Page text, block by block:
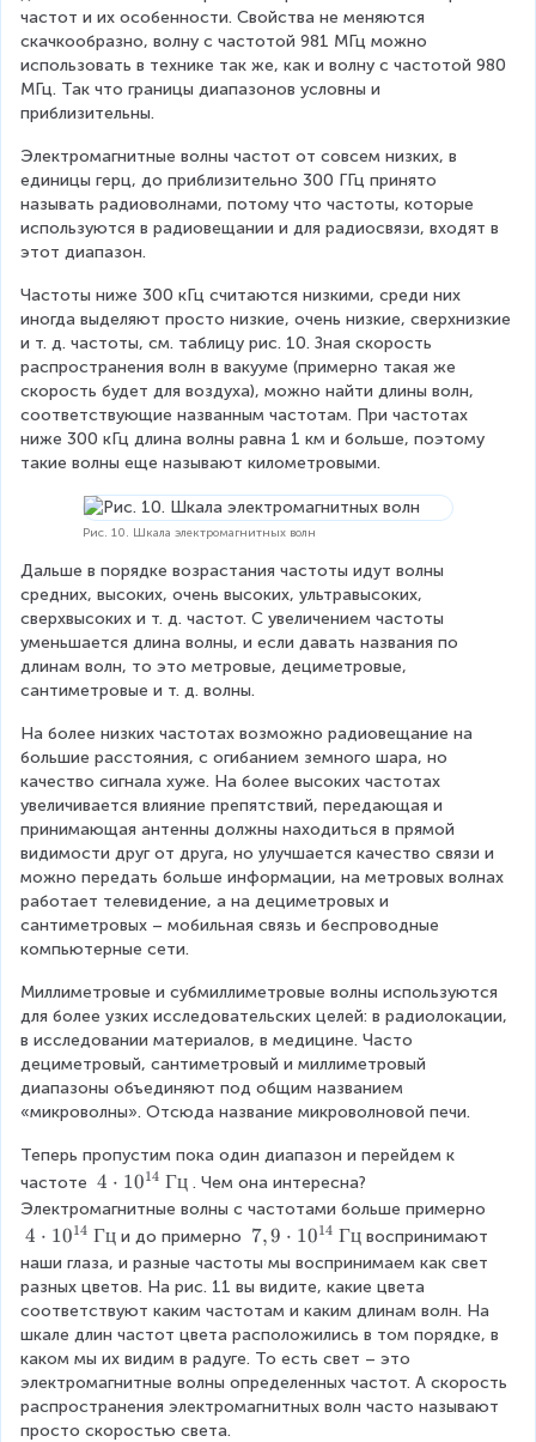
=
6
\
c
d
o
t
1
^
6
\,
\
te
x
м
}
частот и их особенности. Свойства не меняются
скачкообразно, волну с частотой 981 МГц можно
использовать в технике так же, как и волну с частотой 980
МГц. Так что границы диапазонов условны и
приблизительны.
Электромагнитные волны частот от совсем низких, в
единицы герц, до приблизительно 300 ГГц принято
называть радиоволнами, потому что частоты, которые
используются в радиовещании и для радиосвязи, входят в
этот диапазон.
Частоты ниже 300 кГц считаются низкими, среди них
иногда выделяют просто низкие, очень низкие, сверхнизкие
и т. д. частоты, см. таблицу рис. 10. Зная скорость
распространения волн в вакууме (примерно такая же
скорость будет для воздуха), можно найти длины волн,
соответствующие названным частотам. При частотах
ниже 300 кГц длина волны равна 1 км и больше, поэтому
такие волны еще называют километровыми.
Рис. 10. Шкала электромагнитных волн
Дальше в порядке возрастания частоты идут волны
средних, высоких, очень высоких, ультравысоких,
сверхвысоких и т. д. частот. С увеличением частоты
уменьшается длина волны, и если давать названия по
длинам волн, то это метровые, дециметровые,
сантиметровые и т. д. волны.
На более низких частотах возможно радиовещание на
большие расстояния, с огибанием земного шара, но
качество сигнала хуже. На более высоких частотах
увеличивается влияние препятствий, передающая и
принимающая антенны должны находиться в прямой
видимости друг от друга, но улучшается качество связи и
можно передать больше информации, на метровых волнах
работает телевидение, а на дециметровых и
сантиметровых – мобильная связь и беспроводные
компьютерные сети.
Миллиметровые и субмиллиметровые волны используются
для более узких исследовательских целей: в радиолокации,
в исследовании материалов, в медицине. Часто
дециметровый, сантиметровый и миллиметровый
диапазоны объединяют под общим названием
«микроволны». Отсюда название микроволновой печи.
Теперь пропустим пока один диапазон и перейдем к
частоте 4
\
c
1
4 ⋅ 1014 Гц . Чем она интересна?
Электромагнитные волны с частотами больше примерно
4
\
c
d
o
t
1
0
^
4 ⋅ 1014 Гц и до примерно 7
,
9
\
c
d
o
t
7,9 ⋅ 1014 Гц воспринимают
наши глаза, и разные частоты мы воспринимаем как свет
разных цветов. На рис. 11 вы видите, какие цвета
соответствуют каким частотам и каким длинам волн. На
шкале длин частот цвета расположились в том порядке, в
каком мы их видим в радуге. То есть свет – это
электромагнитные волны определенных частот. А скорость
распространения электромагнитных волн часто называют
просто скоростью света.